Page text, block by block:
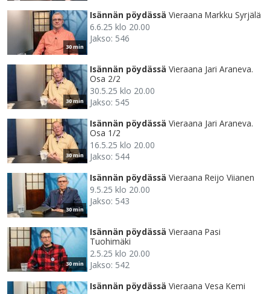
30 min
Isännän pöydässä Vieraana Markku Syrjälä
6.6.25 klo 20.00
Jakso: 546
30 min
Isännän pöydässä Vieraana Jari Araneva.
Osa 2/2
30.5.25 klo 20.00
Jakso: 545
30 min
Isännän pöydässä Vieraana Jari Araneva.
Osa 1/2
16.5.25 klo 20.00
Jakso: 544
30 min
Isännän pöydässä Vieraana Reijo Viianen
9.5.25 klo 20.00
Jakso: 543
30 min
Isännän pöydässä Vieraana Pasi
Tuohimäki
2.5.25 klo 20.00
Jakso: 542
Isännän pöydässä Vieraana Vesa Kemi